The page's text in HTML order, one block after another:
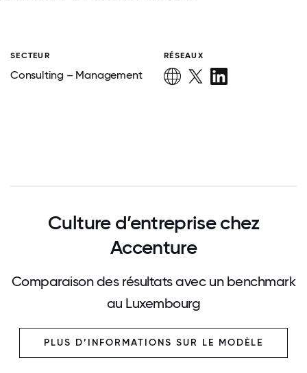
SECTEUR
Consulting – Management
RÉSEAUX
Culture d’entreprise chez
Accenture
Comparaison des résultats avec un benchmark
au Luxembourg
PLUS D’INFORMATIONS SUR LE MODÈLE